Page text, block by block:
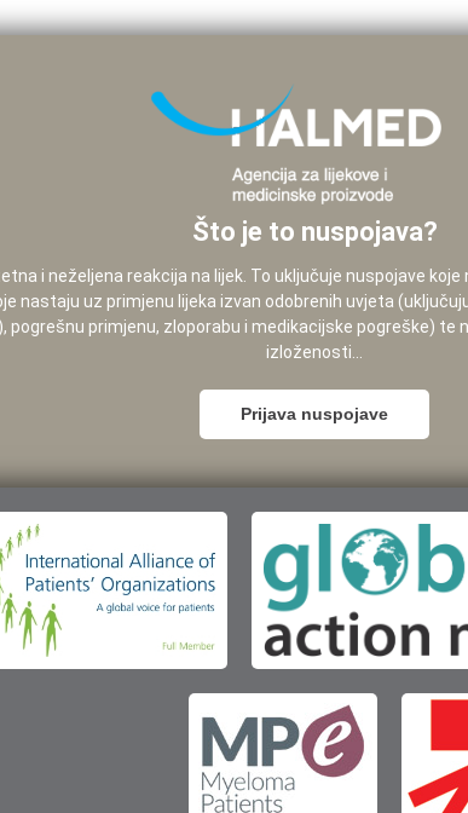
Što je to nuspojava?
i neželjena reakcija na lijek. To uključuje nuspojave
nastaju uz primjenu lijeka izvan odobrenih uvjeta
pogrešnu primjenu, zloporabu i medikacijske pogreške)
izloženosti...
Prijava nuspojave